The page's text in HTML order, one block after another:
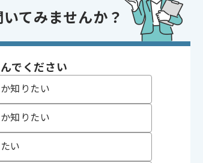
プロジェクト , 40代活躍中
てみませんか？
でください
知りたい
知りたい
い